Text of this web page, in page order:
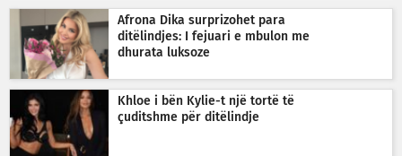
Afrona Dika surprizohet para
ditëlindjes: I fejuari e mbulon me
dhurata luksoze
Khloe i bën Kylie-t një tortë të
çuditshme për ditëlindje